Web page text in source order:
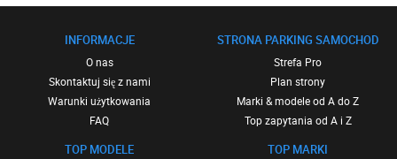
INFORMACJE
O nas
Skontaktuj się z nami
Warunki użytkowania
FAQ
TOP MODELE
STRONA PARKING SAMOCHOD
Strefa Pro
Plan strony
Marki & modele od A do Z
Top zapytania od A i Z
TOP MARKI